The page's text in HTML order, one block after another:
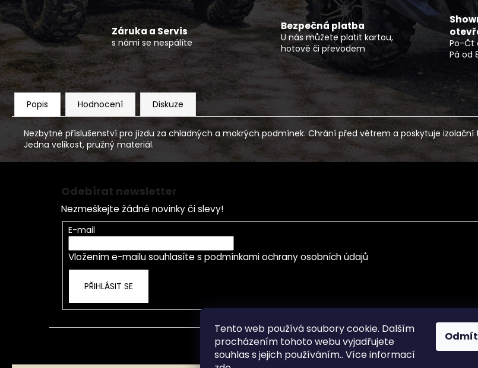
Tento web používá soubory cookie. Dalším
procházením tohoto webu vyjadřujete
souhlas s jejich používáním.. Více informací
Záruka a Servis
s námi se nespálíte
Bezpečná platba
U nás můžete platit kartou,
hotově či převodem
Po-Čt
Pá od
Popis Hodnocení Diskuze
Nezbytné příslušenství pro jízdu za chladných a mokrých podmínek. Chrání před větrem a poskytuje
Jedna velikost, pružný materiál.
Odebírat newsletter
Nezmeškejte žádné novinky či slevy!
E-mail
Vložením e-mailu souhlasíte s podmínkami ochrany osobních údajů
PŘIHLÁSIT SE